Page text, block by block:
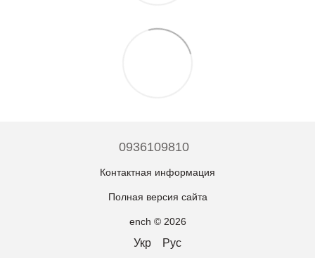
0936109810
Контактная информация
Полная версия сайта
ench © 2026
Укр Рус